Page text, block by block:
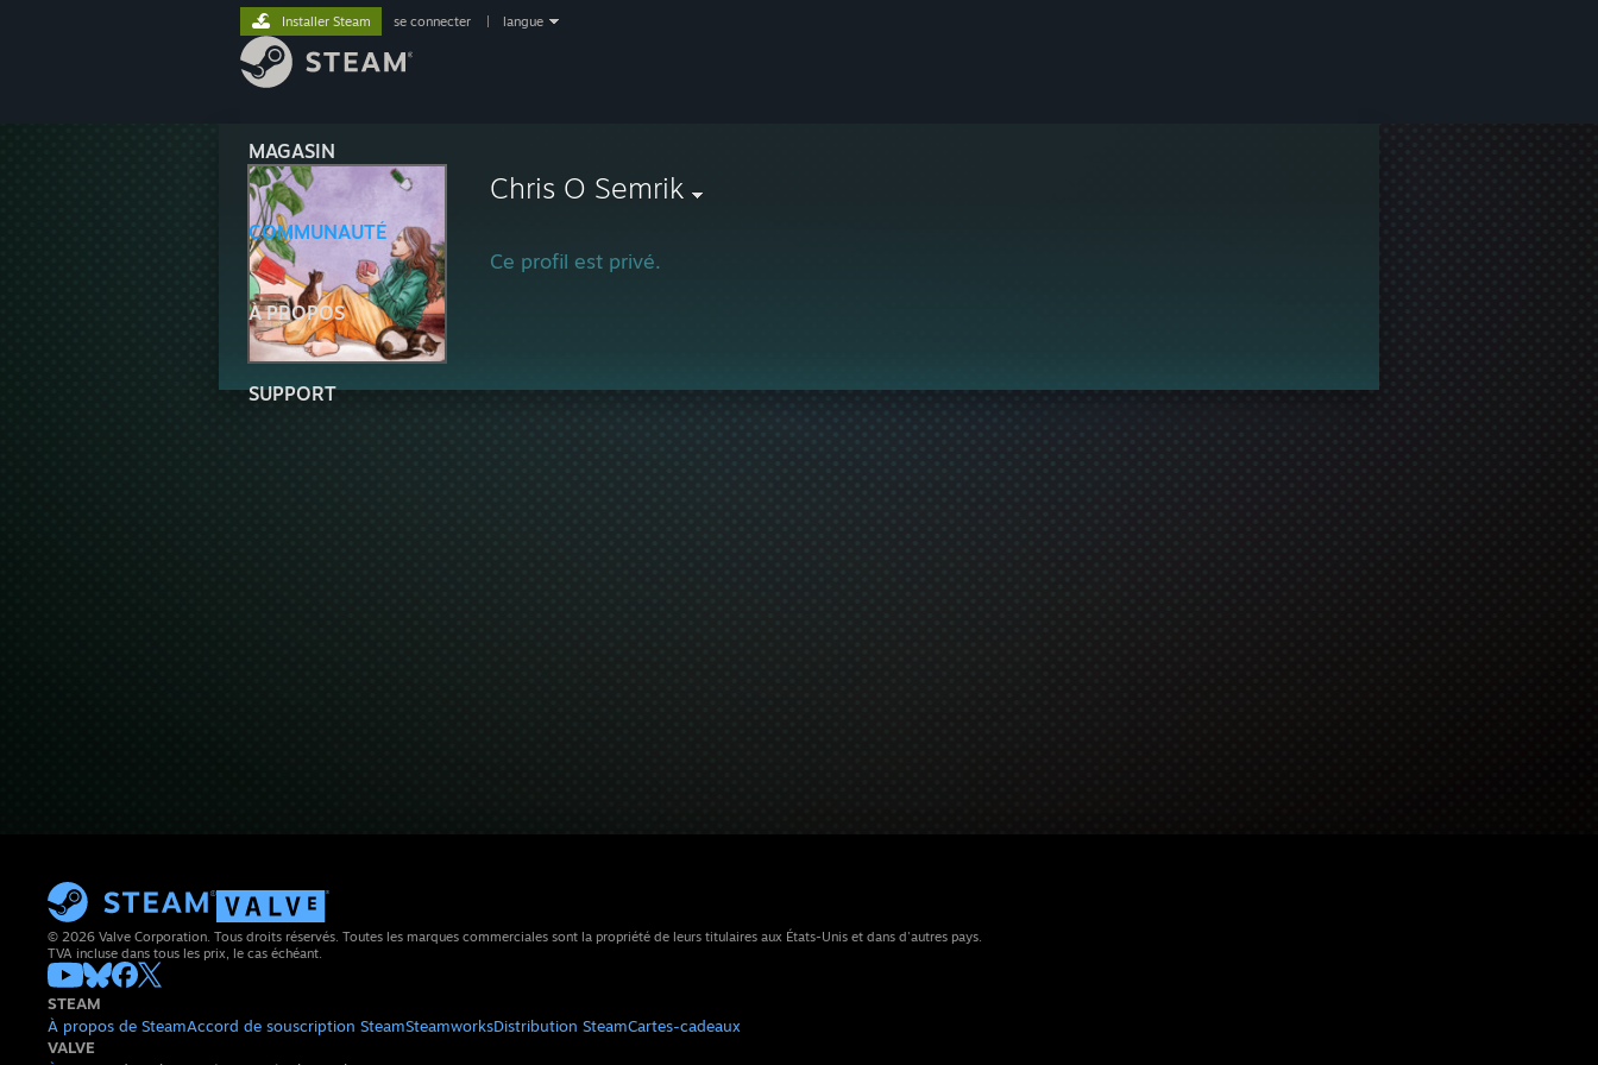
MAGASIN
COMMUNAUTÉ
À PROPOS
SUPPORT
Installer Steam se connecter langue
Chris O Semrik
Ce profil est privé.
© 2026 Valve Corporation. Tous droits réservés. Toutes les marques commerciales sont la propriété de leurs titulaires aux États-Unis et dans d'autres pays.
TVA incluse dans tous les prix, le cas échéant.
STEAM
À propos de SteamAccord de souscription SteamSteamworksDistribution SteamCartes-cadeaux
VALVE